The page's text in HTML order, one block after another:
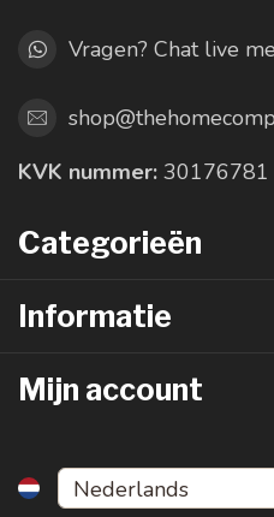
Vragen? Chat live
KVK nummer: 30176781
Categorieën
Informatie
Mijn account